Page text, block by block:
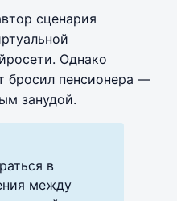
сценария
Однако
бросил пенсионера —
занудой.
в
между